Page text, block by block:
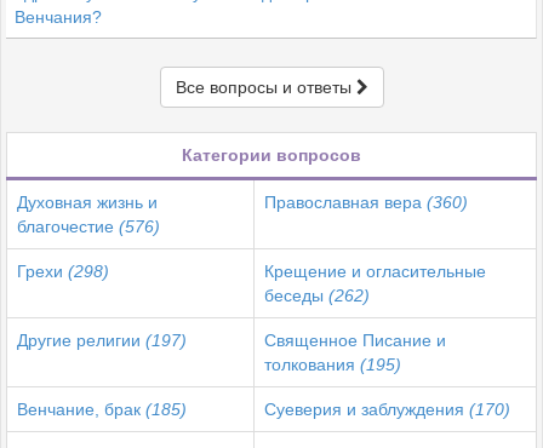
Венчания?
Все вопросы и ответы
Категории вопросов
Духовная жизнь и
благочестие (576)
Православная вера (360)
Грехи (298)
Крещение и огласительные
беседы (262)
Другие религии (197)
Священное Писание и
толкования (195)
Венчание, брак (185) Суеверия и заблуждения (170)